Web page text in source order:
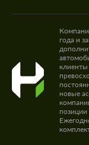
года и
новые
позиции